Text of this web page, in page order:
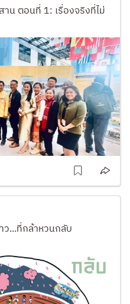
1: เรื่องจริงที่ไม่
ว...ที่กล้าหวนกลับ